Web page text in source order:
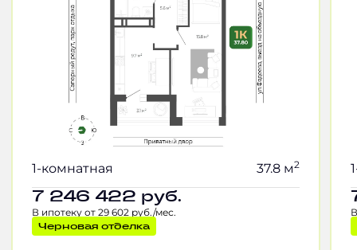
1-комнатная 37.8 м2
7 246 422 руб.
В ипотеку от 29 602 руб./мес.
Черновая отделка